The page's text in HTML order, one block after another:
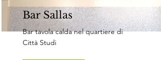
Bar Sallas
Bar tavola calda nel quartiere di
Città Studi